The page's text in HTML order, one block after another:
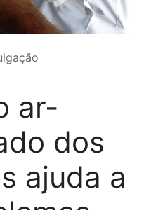
ar-
dos
ajuda a